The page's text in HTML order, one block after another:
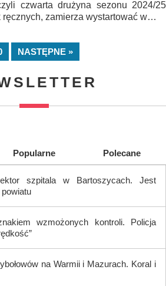
czwarta drużyna sezonu 2024/25
ręcznych, zamierza wystartować w…
NASTĘPNE »
Popularne Polecane
szpitala w Bartoszycach. Jest
powiatu
wzmożonych kontroli. Policja
na Warmii i Mazurach. Koral i